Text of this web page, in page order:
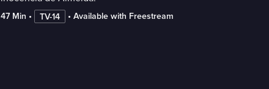
47 Min • TV-14 • Available with Freestream